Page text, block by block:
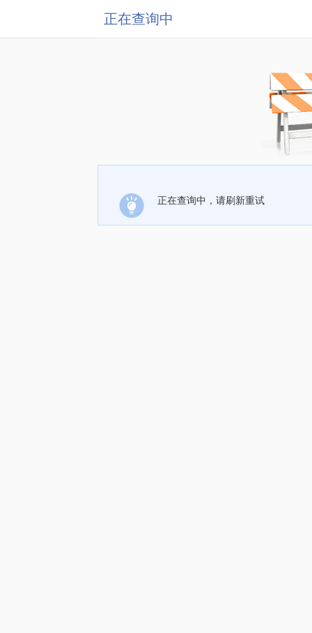
正在查询中
正在查询中，请刷新重试